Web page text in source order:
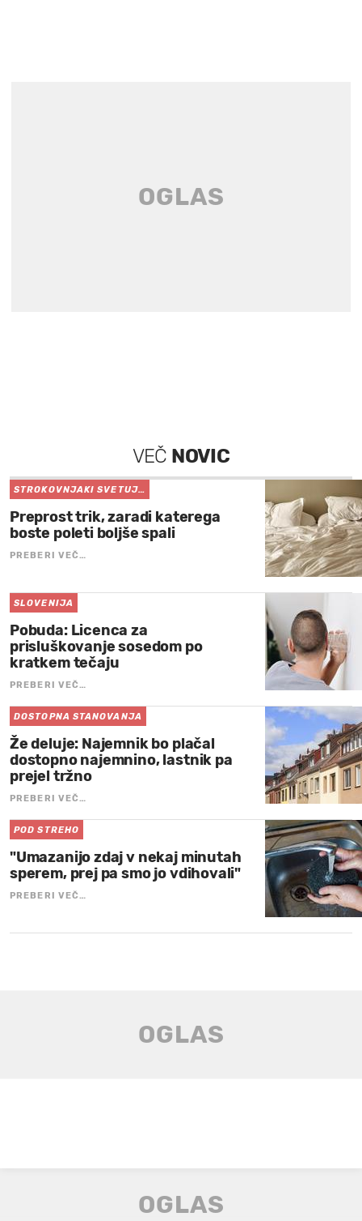
VEČ NOVIC
STROKOVNJAKI SVETUJ…
Preprost trik, zaradi katerega
boste poleti boljše spali
PREBERI VEČ…
SLOVENIJA
Pobuda: Licenca za
prisluškovanje sosedom po
kratkem tečaju
PREBERI VEČ…
DOSTOPNA STANOVANJA
Že deluje: Najemnik bo plačal
dostopno najemnino, lastnik pa
prejel tržno
PREBERI VEČ…
POD STREHO
"Umazanijo zdaj v nekaj minutah
sperem, prej pa smo jo vdihovali"
PREBERI VEČ…